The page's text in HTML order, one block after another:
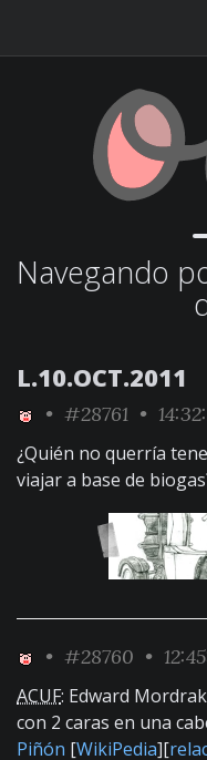
Navegando
L.10.OCT.2011
• #28761 •
¿Quién no querría
viajar a base de
• #28760 •
ACUF: Edward
con 2 caras en una
Piñón [WikiPedia][